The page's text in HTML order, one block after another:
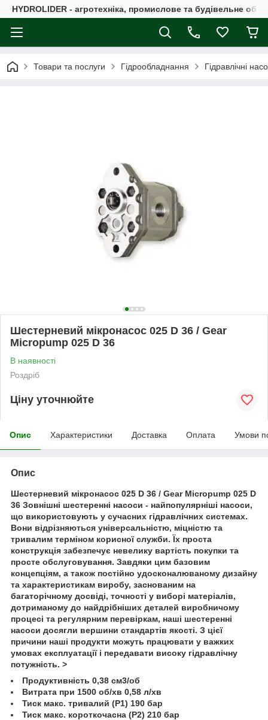
HYDROLIDER - агротехніка, промислове та будівельне
Товари та послуги Гідрообладнання Гідравлічні
Шестерневий мікронасос 025 D 36 / Gear
Micropump 025 D 36
В наявності
Роздріб
Ціну уточнюйте
Опис Характеристики Доставка Оплата Умови
Опис
Шестерневий мікронасос 025 D 36 / Gear Micropump 025 D
36 Зовнішні шестеренні насоси - найпопулярніші насоси,
що використовують у сучасних гідравлічних системах.
Вони відрізняються універсальністю, міцністю та
тривалим терміном корисної служби. Їх проста
конструкція забезпечує невелику вартість покупки та
просте обслуговування. Завдяки цим базовим
концепціям, а також постійно удосконалюваному дизайну
та характеристикам виробу, заснованим на
багаторічному досвіді, точності у виборі матеріалів,
дотриманому до найдрібніших деталей виробничому
процесі та регулярним перевіркам, наші шестеренні
насоси досягли вершини стандартів якості. З цієї
причини наші продукти можуть працювати у важких
умовах експлуатації і передавати високу гідравлічну
потужність. >
Продуктивність 0,38 см3/об
Витрата при 1500 об/хв 0,58 л/хв
Тиск макс. тривалий (Р1) 190 бар
Тиск макс. короткочасна (Р2) 210 бар